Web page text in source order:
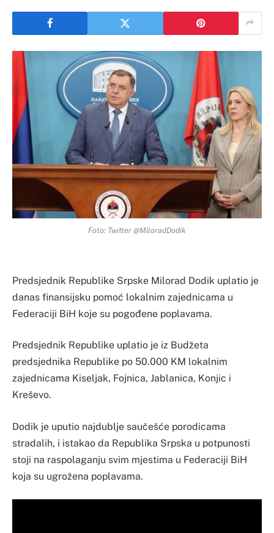
Foto: Twitter @MiloradDodik
Predsjednik Republike Srpske Milorad Dodik uplatio je
danas finansijsku pomoć lokalnim zajednicama u
Federaciji BiH koje su pogođene poplavama.
Predsjednik Republike uplatio je iz Budžeta
predsjednika Republike po 50.000 KM lokalnim
zajednicama Kiseljak, Fojnica, Jablanica, Konjic i
Kreševo.
Dodik je uputio najdublje saučešće porodicama
stradalih, i istakao da Republika Srpska u potpunosti
stoji na raspolaganju svim mjestima u Federaciji BiH
koja su ugrožena poplavama.